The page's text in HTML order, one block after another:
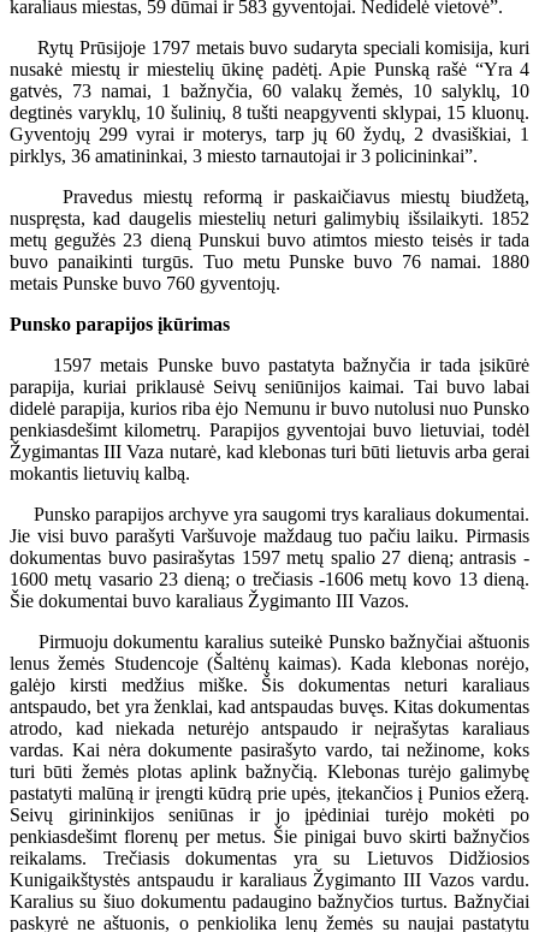
karaliaus miestas, 59 dūmai ir 583 gyventojai. Nedidelė vietovė”.
Rytų Prūsijoje 1797 metais buvo sudaryta speciali komisija, kuri
nusakė miestų ir miestelių ūkinę padėtį. Apie Punską rašė “Yra 4
gatvės, 73 namai, 1 bažnyčia, 60 valakų žemės, 10 salyklų, 10
degtinės varyklų, 10 šulinių, 8 tušti neapgyventi sklypai, 15 kluonų.
Gyventojų 299 vyrai ir moterys, tarp jų 60 žydų, 2 dvasiškiai, 1
pirklys, 36 amatininkai, 3 miesto tarnautojai ir 3 policininkai”.
Pravedus miestų reformą ir paskaičiavus miestų biudžetą,
nuspręsta, kad daugelis miestelių neturi galimybių išsilaikyti. 1852
metų gegužės 23 dieną Punskui buvo atimtos miesto teisės ir tada
buvo panaikinti turgūs. Tuo metu Punske buvo 76 namai. 1880
metais Punske buvo 760 gyventojų.
Punsko parapijos įkūrimas
1597 metais Punske buvo pastatyta bažnyčia ir tada įsikūrė
parapija, kuriai priklausė Seivų seniūnijos kaimai. Tai buvo labai
didelė parapija, kurios riba ėjo Nemunu ir buvo nutolusi nuo Punsko
penkiasdešimt kilometrų. Parapijos gyventojai buvo lietuviai, todėl
Žygimantas III Vaza nutarė, kad klebonas turi būti lietuvis arba gerai
mokantis lietuvių kalbą.
Punsko parapijos archyve yra saugomi trys karaliaus dokumentai.
Jie visi buvo parašyti Varšuvoje maždaug tuo pačiu laiku. Pirmasis
dokumentas buvo pasirašytas 1597 metų spalio 27 dieną; antrasis -
1600 metų vasario 23 dieną; o trečiasis -1606 metų kovo 13 dieną.
Šie dokumentai buvo karaliaus Žygimanto III Vazos.
Pirmuoju dokumentu karalius suteikė Punsko bažnyčiai aštuonis
lenus žemės Studencoje (Šaltėnų kaimas). Kada klebonas norėjo,
galėjo kirsti medžius miške. Šis dokumentas neturi karaliaus
antspaudo, bet yra ženklai, kad antspaudas buvęs. Kitas dokumentas
atrodo, kad niekada neturėjo antspaudo ir neįrašytas karaliaus
vardas. Kai nėra dokumente pasirašyto vardo, tai nežinome, koks
turi būti žemės plotas aplink bažnyčią. Klebonas turėjo galimybę
pastatyti malūną ir įrengti kūdrą prie upės, įtekančios į Punios ežerą.
Seivų girininkijos seniūnas ir jo įpėdiniai turėjo mokėti po
penkiasdešimt florenų per metus. Šie pinigai buvo skirti bažnyčios
reikalams. Trečiasis dokumentas yra su Lietuvos Didžiosios
Kunigaikštystės antspaudu ir karaliaus Žygimanto III Vazos vardu.
Karalius su šiuo dokumentu padaugino bažnyčios turtus. Bažnyčiai
paskyrė ne aštuonis, o penkiolika lenų žemės su naujai pastatytu